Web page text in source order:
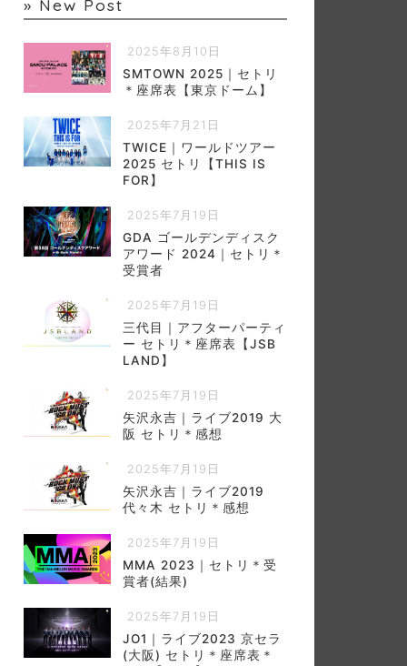
» New Post
2025年8月10日
SMTOWN 2025｜セトリ
＊座席表【東京ドーム】
2025年7月21日
TWICE｜ワールドツアー
2025 セトリ【THIS IS
FOR】
2025年7月19日
GDA ゴールデンディスク
アワード 2024｜セトリ＊
受賞者
2025年7月19日
三代目｜アフターパーティ
ー セトリ＊座席表【JSB
LAND】
2025年7月19日
矢沢永吉｜ライブ2019 大
阪 セトリ＊感想
2025年7月19日
矢沢永吉｜ライブ2019
代々木 セトリ＊感想
2025年7月19日
MMA 2023｜セトリ＊受
賞者(結果)
2025年7月19日
JO1｜ライブ2023 京セラ
(大阪) セトリ＊座席表＊